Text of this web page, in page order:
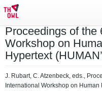
Proceedings of the
Workshop on
Hypertext
J. Rubart, C. Atzenbeck, eds.,
International Workshop on Human